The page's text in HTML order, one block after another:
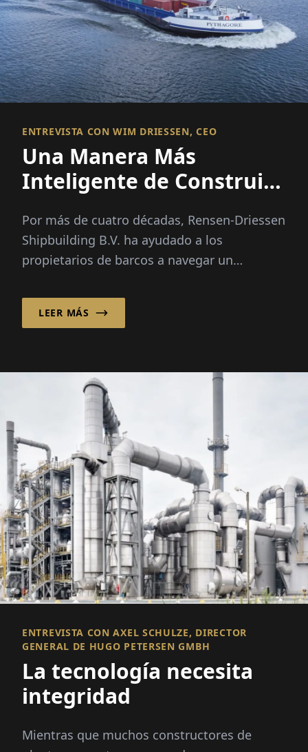
ENTREVISTA CON WIM DRIESSEN, CEO
Una Manera Más
Inteligente de Construir
Por más de cuatro décadas, Rensen-Driessen
Shipbuilding B.V. ha ayudado a los
propietarios de barcos a navegar un
combinando diseño de barcos personalizado
con un modelo de abastecimiento
LEER MÁS
ENTREVISTA CON AXEL SCHULZE, DIRECTOR
GENERAL DE HUGO PETERSEN GMBH
La tecnología necesita
integridad
Mientras que muchos constructores de